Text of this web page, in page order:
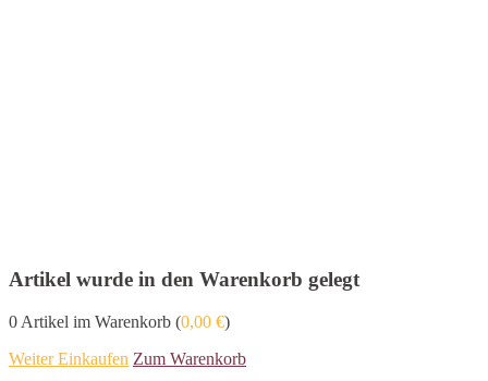
Artikel wurde in den Warenkorb gelegt
0 Artikel im Warenkorb (0,00 €)
Weiter Einkaufen Zum Warenkorb